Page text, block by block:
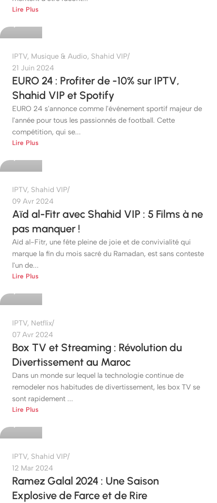
Lire Plus
IPTV, Musique & Audio, Shahid VIP
21 Juin 2024
EURO 24 : Profiter de -10% sur IPTV,
Shahid VIP et Spotify
EURO 24 s'annonce comme l'événement sportif majeur de
l'année pour tous les passionnés de football. Cette
compétition, qui se...
Lire Plus
etshop
IPTV, Shahid VIP
09 Avr 2024
Aïd al-Fitr avec Shahid VIP : 5 Films à ne
pas manquer !
Aïd al-Fitr, une fête pleine de joie et de convivialité qui
marque la fin du mois sacré du Ramadan, est sans conteste
l'un de...
Lire Plus
etshop
IPTV, Netflix
07 Avr 2024
Box TV et Streaming : Révolution du
Divertissement au Maroc
Dans un monde sur lequel la technologie continue de
remodeler nos habitudes de divertissement, les box TV se
sont rapidement ...
Lire Plus
etshop
IPTV, Shahid VIP
12 Mar 2024
Ramez Galal 2024 : Une Saison
Explosive de Farce et de Rire